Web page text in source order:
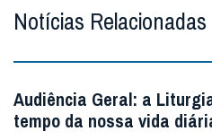
Notícias Relacionadas
Audiência Geral: a
tempo da nossa vida